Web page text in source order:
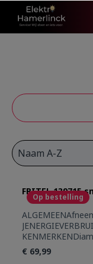
content
Op bestelling
FRITEL 139715
ZwartMateriaal:
€ 69,99